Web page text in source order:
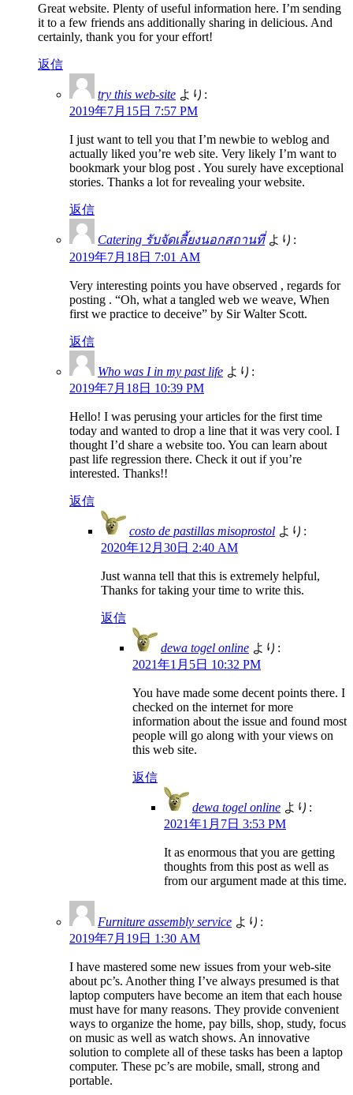
Great website. Plenty of useful information here. I’m sending
it to a few friends ans additionally sharing in delicious. And
certainly, thank you for your effort!
返信
try this web-site より:
2019年7月15日 7:57 PM
I just want to tell you that I’m newbie to weblog and
actually liked you’re web site. Very likely I’m want to
bookmark your blog post . You surely have exceptional
stories. Thanks a lot for revealing your website.
返信
Catering รับจัดเลี้ยงนอกสถานที่ より:
2019年7月18日 7:01 AM
Very interesting points you have observed , regards for
posting . “Oh, what a tangled web we weave, When
first we practice to deceive” by Sir Walter Scott.
返信
Who was I in my past life より:
2019年7月18日 10:39 PM
Hello! I was perusing your articles for the first time
today and wanted to drop a line that it was very cool. I
thought I’d share a website too. You can learn about
past life regression there. Check it out if you’re
interested. Thanks!!
返信
costo de pastillas misoprostol より:
2020年12月30日 2:40 AM
Just wanna tell that this is extremely helpful,
Thanks for taking your time to write this.
返信
dewa togel online より:
2021年1月5日 10:32 PM
You have made some decent points there. I
checked on the internet for more
information about the issue and found most
people will go along with your views on
this web site.
返信
dewa togel online より:
2021年1月7日 3:53 PM
It as enormous that you are getting
thoughts from this post as well as
from our argument made at this time.
Furniture assembly service より:
2019年7月19日 1:30 AM
I have mastered some new issues from your web-site
about pc’s. Another thing I’ve always presumed is that
laptop computers have become an item that each house
must have for many reasons. They provide convenient
ways to organize the home, pay bills, shop, study, focus
on music as well as watch shows. An innovative
solution to complete all of these tasks has been a laptop
computer. These pc’s are mobile, small, strong and
portable.